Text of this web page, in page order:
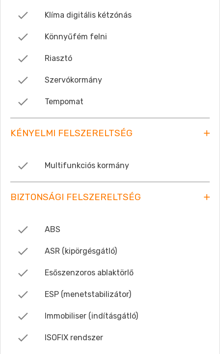
Klíma digitális kétzónás
Könnyűfém felni
Riasztó
Szervókormány
Tempomat
KÉNYELMI FELSZERELTSÉG
Multifunkciós kormány
BIZTONSÁGI FELSZERELTSÉG
ABS
ASR (kipörgésgátló)
Esőszenzoros ablaktörlő
ESP (menetstabilizátor)
Immobiliser (indításgátló)
ISOFIX rendszer